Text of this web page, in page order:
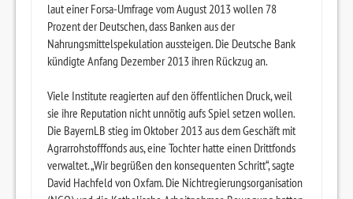
laut einer Forsa-Umfrage vom August 2013 wollen 78
Prozent der Deutschen, dass Banken aus der
Nahrungsmittelspekulation aussteigen. Die Deutsche Bank
kündigte Anfang Dezember 2013 ihren Rückzug an.
Viele Institute reagierten auf den öffentlichen Druck, weil
sie ihre Reputation nicht unnötig aufs Spiel setzen wollen.
Die BayernLB stieg im Oktober 2013 aus dem Geschäft mit
Agrarrohstofffonds aus, eine Tochter hatte einen Drittfonds
verwaltet. „Wir begrüßen den konsequenten Schritt“, sagte
David Hachfeld von Oxfam. Die Nichtregierungsorganisation